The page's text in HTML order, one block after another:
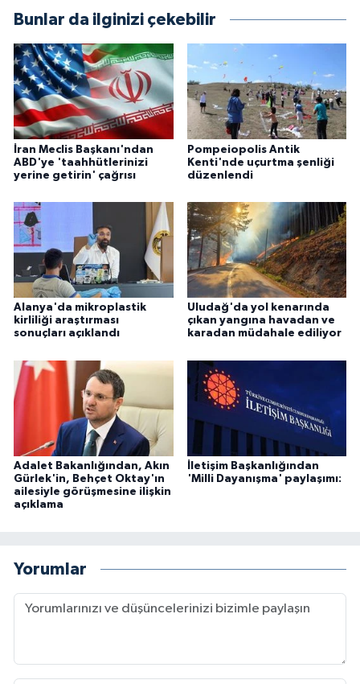
Bunlar da ilginizi çekebilir
İran Meclis Başkanı'ndan
ABD'ye 'taahhütlerinizi
yerine getirin' çağrısı
Pompeiopolis Antik
Kenti'nde uçurtma şenliği
düzenlendi
Alanya'da mikroplastik
kirliliği araştırması
sonuçları açıklandı
Uludağ'da yol kenarında
çıkan yangına havadan ve
karadan müdahale ediliyor
Adalet Bakanlığından, Akın
Gürlek'in, Behçet Oktay'ın
ailesiyle görüşmesine ilişkin
açıklama
İletişim Başkanlığından
'Milli Dayanışma' paylaşımı:
Yorumlar